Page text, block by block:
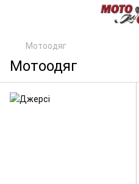
Мотоодяг
Мотоодяг